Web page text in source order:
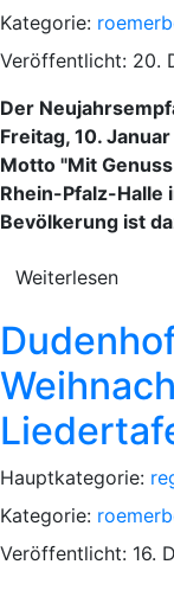
Kategorie:
Veröffentlicht: 20.
Der
Freitag, 10.
Motto "Mit
Rhein-Pfalz-Halle
Bevölkerung ist
Weiterlesen
Hauptkategorie:
Kategorie:
Veröffentlicht: 16.